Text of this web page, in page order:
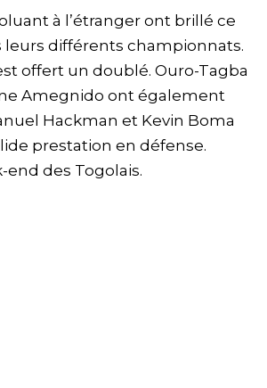
à l’étranger ont brillé ce
leurs différents championnats.
offert un doublé. Ouro-Tagba
Amegnido ont également
Hackman et Kevin Boma
prestation en défense.
end des Togolais.